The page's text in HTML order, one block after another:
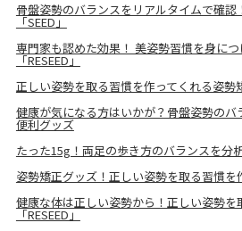
骨盤姿勢のバランスをリアルタイムで確認
「SEED」
専門家も認めた効果！ 美姿勢習慣を身に
「RESEED」
正しい姿勢を取る習慣を作ってくれる姿勢
健康が気になる方はいかが？骨盤姿勢のバ
便利グッズ
たった15g！両足の歩き方のバランスを分
姿勢矯正グッズ！正しい姿勢を取る習慣を
健康な体は正しい姿勢から！正しい姿勢を
「RESEED」